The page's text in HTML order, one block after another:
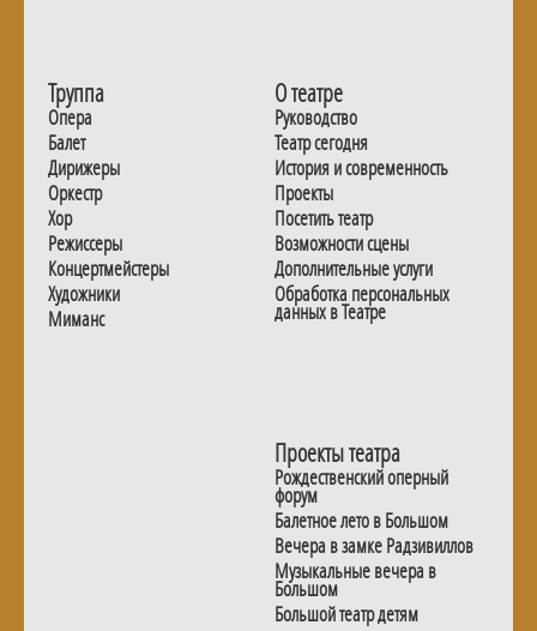
Труппа
Опера
Балет
Дирижеры
Оркестр
Хор
Режиссеры
Концертмейстеры
Художники
Миманс
О театре
Руководство
Театр сегодня
История и современность
Проекты
Посетить театр
Возможности сцены
Дополнительные услуги
Обработка персональных
данных в Театре
Проекты театра
Рождественский оперный
форум
Балетное лето в Большом
Вечера в замке Радзивиллов
Музыкальные вечера в
Большом
Большой театр детям